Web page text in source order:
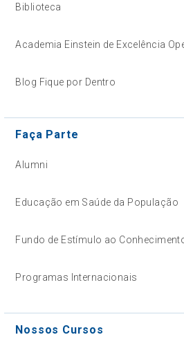
Biblioteca
Academia Einstein de Excelência
Blog Fique por Dentro
Faça Parte
Alumni
Educação em Saúde da População
Fundo de Estímulo ao
Programas Internacionais
Nossos Cursos